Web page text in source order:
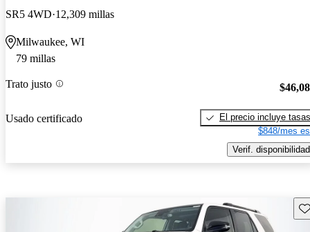
SR5 4WD 12,309 millas
Milwaukee, WI
79 millas
Trato justo
Usado certificado
El precio incluye tasas
$848/mes
Verif. disponibilidad